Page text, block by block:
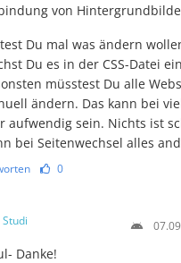
von
Du mal was ändern
Du es in der CSS-Datei
müsstest Du alle
ändern. Das kann bei
aufwendig sein. Nichts ist
bei Seitenwechsel alles
0
Studi
Danke!